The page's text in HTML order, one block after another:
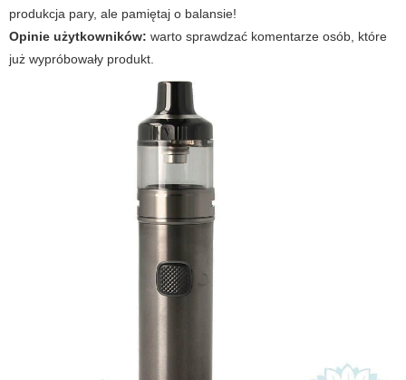
produkcja pary, ale pamiętaj o balansie!
Opinie użytkowników: warto sprawdzać komentarze osób, które
już wypróbowały produkt.